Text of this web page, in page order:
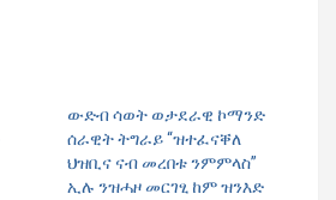
ውድብ ሳወት ወታደራዊ ኮማንድ
ሰራዊት ትግራይ “ዝተፈናቐለ
ህዝቢና ናብ መረበቱ ንምምላስ”
ኢሉ ንዝሓዞ መርገፂ ከም ዝንእድ